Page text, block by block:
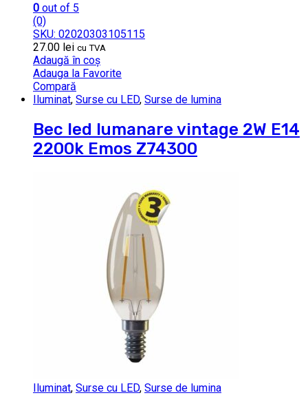
0 out of 5
(0)
SKU: 02020303105115
27.00 lei cu TVA
Adaugă în coș
Adauga la Favorite
Compară
Iluminat, Surse cu LED, Surse de lumina
Bec led lumanare vintage 2W E14
2200k Emos Z74300
Iluminat, Surse cu LED, Surse de lumina